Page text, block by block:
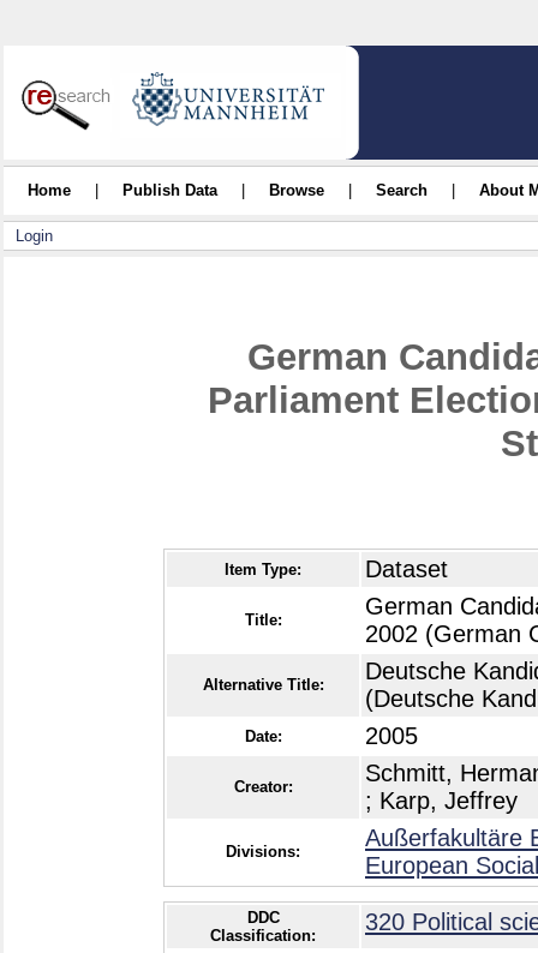
Home Publish Data Browse Search About
Login
German
Parliament
Item Type: Dataset
Title:
German
2002 (German
Alternative Title:
Deutsche
(Deutsche
Date: 2005
Creator:
Schmitt,
; Karp, Jeffrey
Divisions:
Außerfakultäre
European
DDC
Classification:
320 Political